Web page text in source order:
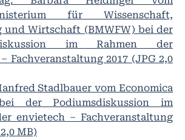
für Wissenschaft,
und Wirtschaft (BMWFW) bei der
im Rahmen der
Fachveranstaltung 2017 (JPG 2,0
Stadlbauer vom Economica
der Podiumsdiskussion im
envietech – Fachveranstaltung
MB)